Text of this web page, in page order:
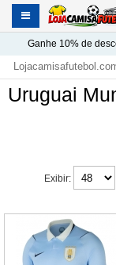
Ganhe 10%de
Uruguai
Exibir: